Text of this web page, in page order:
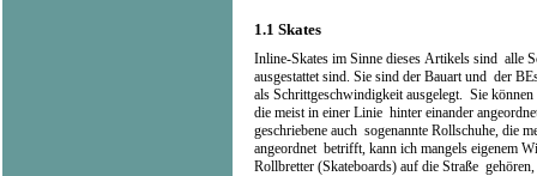
1.1 Skates
Inline-Skates im Sinne dieses Artikels sind alle
ausgestattet sind. Sie sind der Bauart und der
als Schrittgeschwindigkeit ausgelegt. Sie
die meist in einer Linie hinter einander
geschriebene auch sogenannte Rollschuhe, die
angeordnet betrifft, kann ich mangels eigenem
Rollbretter (Skateboards) auf die Straße